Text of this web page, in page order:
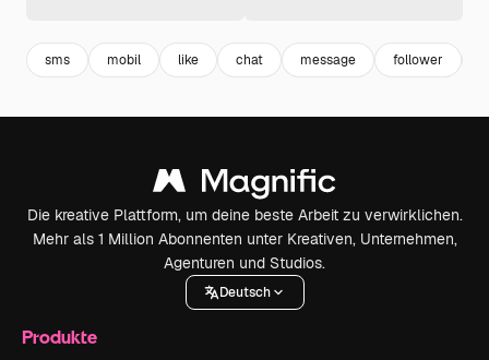
sms mobil like chat message follower
Die kreative Plattform, um deine beste Arbeit zu verwirklichen.
Mehr als 1 Million Abonnenten unter Kreativen, Unternehmen,
Agenturen und Studios.
Deutsch
Produkte